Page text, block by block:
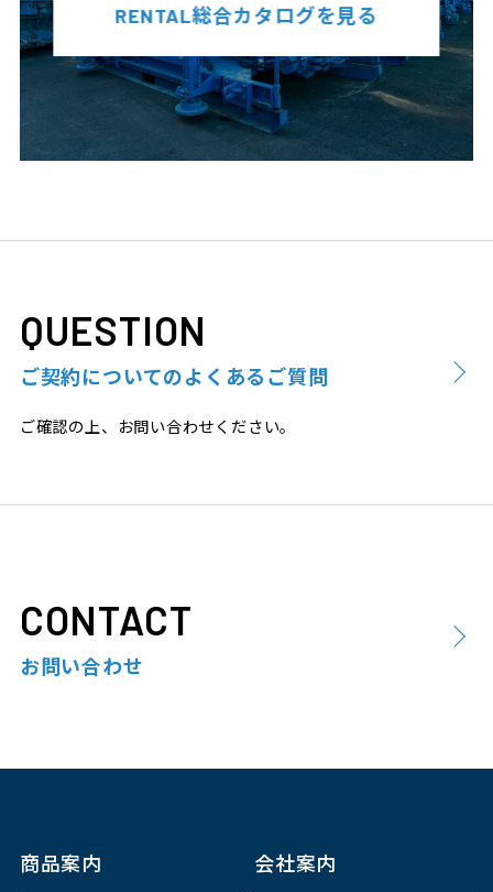
RENTAL総合カタログを見る
QUESTION
ご契約についてのよくあるご質問
ご確認の上、お問い合わせください。
CONTACT
お問い合わせ
商品案内 会社案内